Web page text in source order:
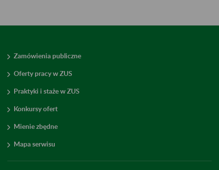
Zamówienia publiczne
Oferty pracy w ZUS
Praktyki i staże w ZUS
Konkursy ofert
Mienie zbędne
Mapa serwisu